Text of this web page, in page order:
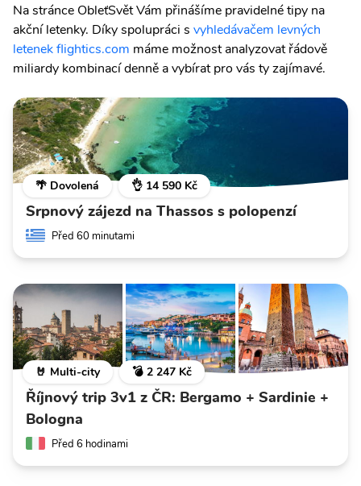
Na stránce ObleťSvět Vám přinášíme pravidelné tipy na
akční letenky. Díky spolupráci s vyhledávačem levných
letenek flightics.com máme možnost analyzovat řádově
miliardy kombinací denně a vybírat pro vás ty zajímavé.
🌴 Dovolená 👌 14 590 Kč
Srpnový zájezd na Thassos s polopenzí
Před 60 minutami
🤘 Multi-city 💣 2 247 Kč
Říjnový trip 3v1 z ČR: Bergamo + Sardinie +
Bologna
Před 6 hodinami